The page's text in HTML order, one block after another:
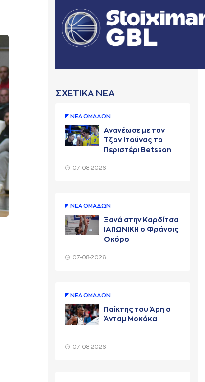
ΣΧΕΤΙΚΑ ΝΕΑ
ΝΕA ΟΜAΔΩΝ
Ανανέωσε με τον
Τζον Ιτούνας το
Περιστέρι Betsson
07-08-2026
ΝΕA ΟΜAΔΩΝ
Ξανά στην Καρδίτσα
ΙΑΠΩΝΙΚΗ ο Φράνσις
Οκόρο
07-08-2026
ΝΕA ΟΜAΔΩΝ
Παίκτης του Άρη ο
Άνταμ Μοκόκα
07-08-2026